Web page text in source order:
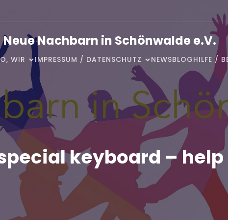
Neue Nachbarn in Schönwalde e.V.
WIR IMPRESSUM / DATENSCHUTZ NEWSBLOGHILFE /
keyboard – help